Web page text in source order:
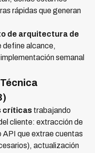
rápidas que generan
de arquitectura de
define alcance,
semanal
críticas trabajando
cliente: extracción de
API que extrae cuentas
actualización